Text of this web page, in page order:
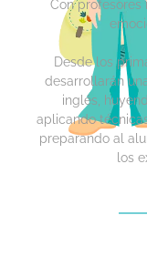
Con profesores
Desde los
desarrollarán
inglés,
aplicando
preparando al
los